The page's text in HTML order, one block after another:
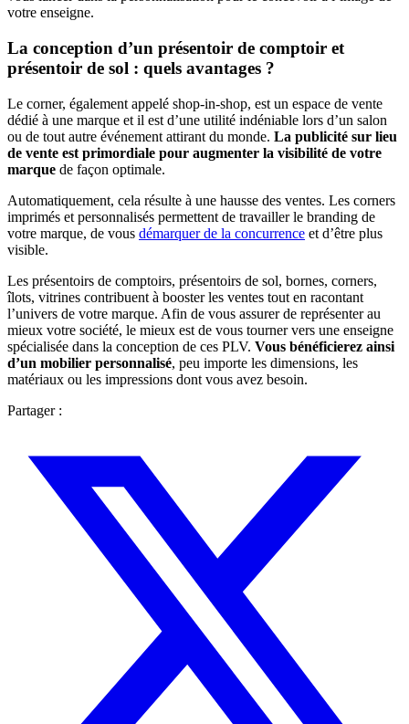
votre enseigne.
La conception d’un présentoir de comptoir et
présentoir de sol : quels avantages ?
Le corner, également appelé shop-in-shop, est un espace de vente
dédié à une marque et il est d’une utilité indéniable lors d’un salon
ou de tout autre événement attirant du monde. La publicité sur lieu
de vente est primordiale pour augmenter la visibilité de votre
marque de façon optimale.
Automatiquement, cela résulte à une hausse des ventes. Les corners
imprimés et personnalisés permettent de travailler le branding de
votre marque, de vous démarquer de la concurrence et d’être plus
visible.
Les présentoirs de comptoirs, présentoirs de sol, bornes, corners,
îlots, vitrines contribuent à booster les ventes tout en racontant
l’univers de votre marque. Afin de vous assurer de représenter au
mieux votre société, le mieux est de vous tourner vers une enseigne
spécialisée dans la conception de ces PLV. Vous bénéficierez ainsi
d’un mobilier personnalisé, peu importe les dimensions, les
matériaux ou les impressions dont vous avez besoin.
Partager :